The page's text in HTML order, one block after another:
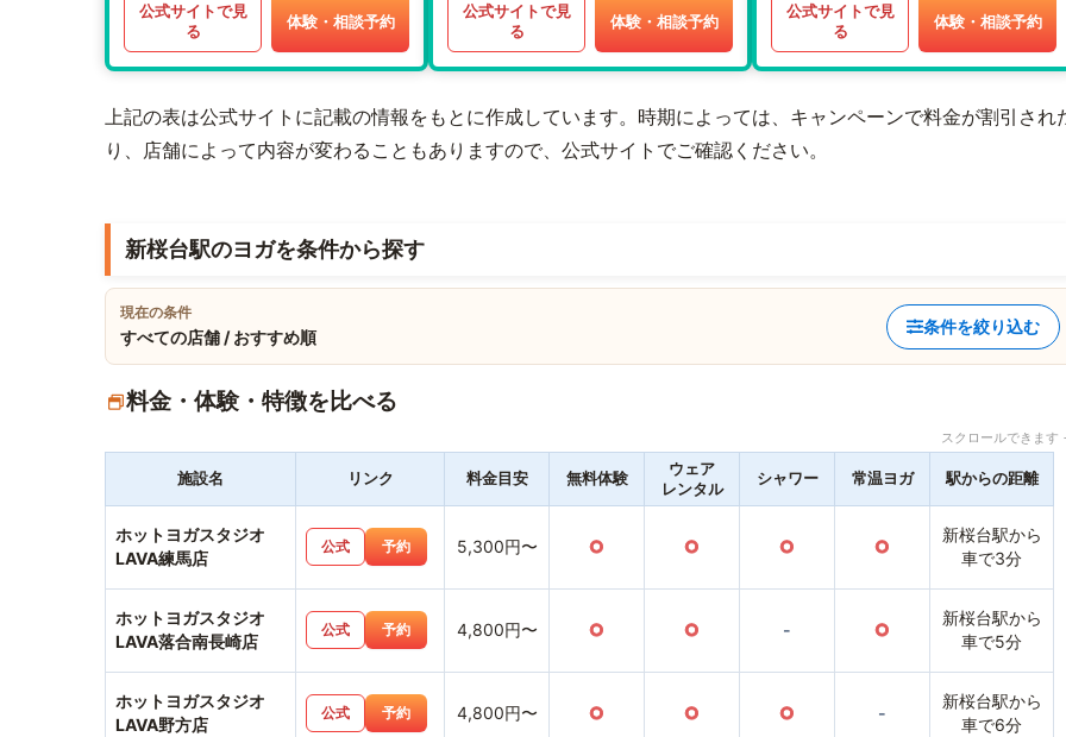
公式サイトで見
る
体験・相談予約
公式サイトで見
る
体験・相談予約
公式サイトで見
る
体験・相談予約
上記の表は公式サイトに記載の情報をもとに作成しています。時期によっては、キャンペーンで料金が割引され
り、店舗によって内容が変わることもありますので、公式サイトでご確認ください。
新桜台駅のヨガを条件から探す
現在の条件
すべての店舗 / おすすめ順
条件を絞り込む
料金・体験・特徴を比べる
スクロールできま
施設名 リンク 料金目安 無料体験
ウェア
レンタル
シャワー 常温ヨガ 駅からの距離
ホットヨガスタジオ
LAVA練馬店
公式 予約 5,300円〜 ○ ○ ○ ○
新桜台駅から
車で3分
ホットヨガスタジオ
LAVA落合南長崎店
公式 予約 4,800円〜 ○ ○ - ○
新桜台駅から
車で5分
ホットヨガスタジオ
LAVA野方店
公式 予約 4,800円〜 ○ ○ ○ -
新桜台駅から
車で6分